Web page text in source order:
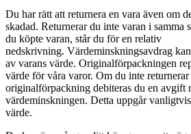
Du har rätt att returnera en vara även om
skadad. Returnerar du inte varan i samma
du köpte varan, står du för en relativ
nedskrivning. Värdeminskningsavdrag
av varans värde. Originalförpackningen
värde för våra varor. Om du inte
originalförpackning debiteras du en avgift
värdeminskningen. Detta uppgår
värde.